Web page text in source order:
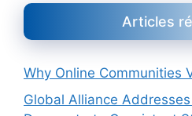
Articles
Why Online Communities
Global Alliance